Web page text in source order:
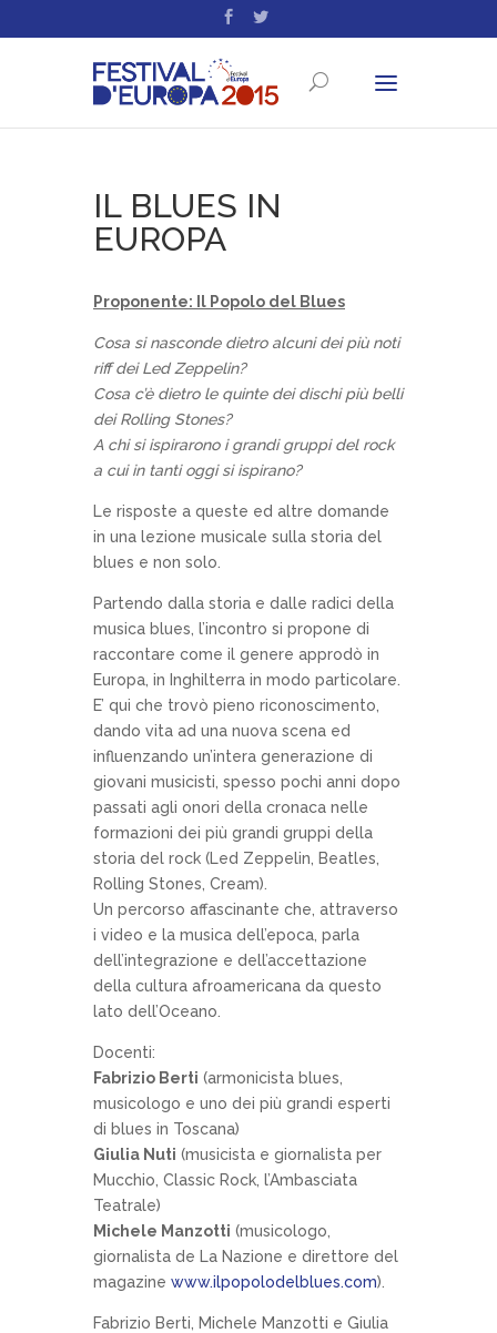
IL BLUES IN
EUROPA
Proponente: Il Popolo del Blues
Cosa si nasconde dietro alcuni dei più noti
riff dei Led Zeppelin?
Cosa c’è dietro le quinte dei dischi più belli
dei Rolling Stones?
A chi si ispirarono i grandi gruppi del rock
a cui in tanti oggi si ispirano?
Le risposte a queste ed altre domande
in una lezione musicale sulla storia del
blues e non solo.
Partendo dalla storia e dalle radici della
musica blues, l’incontro si propone di
raccontare come il genere approdò in
Europa, in Inghilterra in modo particolare.
E’ qui che trovò pieno riconoscimento,
dando vita ad una nuova scena ed
influenzando un’intera generazione di
giovani musicisti, spesso pochi anni dopo
passati agli onori della cronaca nelle
formazioni dei più grandi gruppi della
storia del rock (Led Zeppelin, Beatles,
Rolling Stones, Cream).
Un percorso affascinante che, attraverso
i video e la musica dell’epoca, parla
dell’integrazione e dell’accettazione
della cultura afroamericana da questo
lato dell’Oceano.
Docenti:
Fabrizio Berti (armonicista blues,
musicologo e uno dei più grandi esperti
di blues in Toscana)
Giulia Nuti (musicista e giornalista per
Mucchio, Classic Rock, l’Ambasciata
Teatrale)
Michele Manzotti (musicologo,
giornalista de La Nazione e direttore del
magazine www.ilpopolodelblues.com).
Fabrizio Berti, Michele Manzotti e Giulia